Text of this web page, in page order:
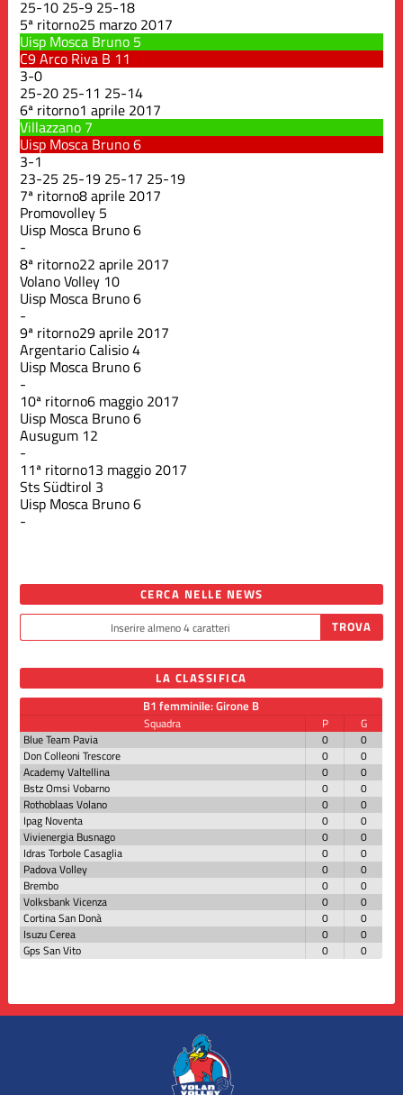
25-10 25-9 25-18
5ª ritorno25 marzo 2017
Uisp Mosca Bruno 5
C9 Arco Riva B 11
3-0
25-20 25-11 25-14
6ª ritorno1 aprile 2017
Villazzano 7
Uisp Mosca Bruno6
3-1
23-25 25-19 25-17 25-19
7ª ritorno8 aprile 2017
Promovolley 5
Uisp Mosca Bruno6
-
8ª ritorno22 aprile 2017
Volano Volley 10
Uisp Mosca Bruno6
-
9ª ritorno29 aprile 2017
Argentario Calisio4
Uisp Mosca Bruno6
-
10ª ritorno6 maggio 2017
Uisp Mosca Bruno6
Ausugum 12
-
11ª ritorno13 maggio 2017
Sts Südtirol 3
Uisp Mosca Bruno6
-
CERCA NELLE NEWS
LA CLASSIFICA
B1 femminile: Girone B
Squadra P
G
Blue Team Pavia
0
0
Don Colleoni Trescore
0
0
Academy Valtellina
0
0
Bstz Omsi Vobarno
0
0
Rothoblaas Volano
0
0
Ipag Noventa
0
0
Vivienergia Busnago
0
0
Idras Torbole Casaglia
0
0
Padova Volley
0
0
Brembo
0
0
Volksbank Vicenza
0
0
Cortina San Donà
0
0
Isuzu Cerea
0
0
Gps San Vito
0 0